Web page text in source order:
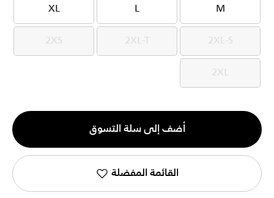
M
M
L
L
XL
XL
2XL-S
2XL-S
2XL-T
2XL-T
2XS
2XS
2XL
2XL
الكمية
1
أضف إلى سلة التسوق
القائمة المفضلة